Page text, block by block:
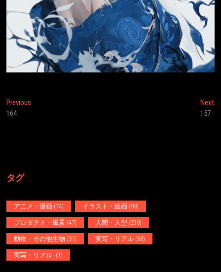
投
稿
ー
シ
ョ
ン
Previous
164
Next
157
タグ
アニメ・漫画 (74) イラスト・絵画 (93)
プロダクト・風景 (47) 人間・人型 (210)
動物・その他生物 (31) 実写・リアル (88)
実写・リアルr (1)